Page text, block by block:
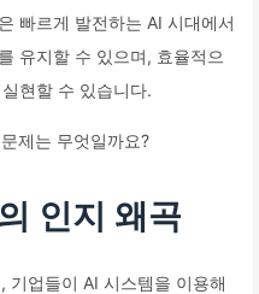
빠르게 발전하는 AI 시대에서
유지할 수 있으며, 효율적으
현할 수 있습니다.
제는 무엇일까요?
인지 왜곡
기업들이 AI 시스템을 이용해